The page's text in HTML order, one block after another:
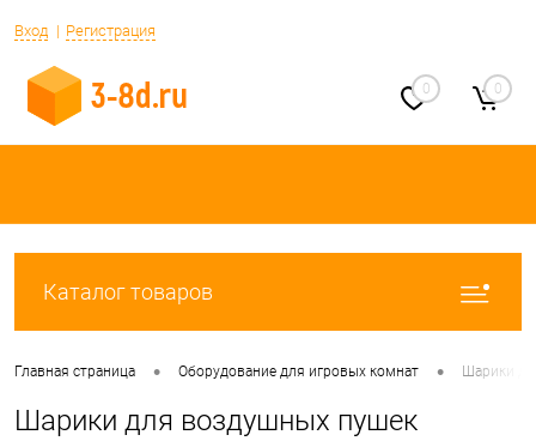
Вход Регистрация
0 0
Каталог товаров
Главная страница • Оборудование для игровых комнат • Шарики
Шарики для воздушных пушек